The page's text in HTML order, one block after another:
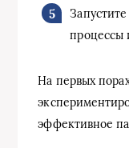
процессы
На первых
эффективное